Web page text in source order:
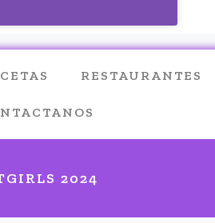
RESTAURANTES
2024